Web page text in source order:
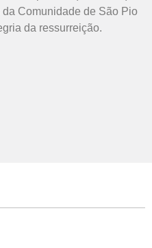
Comunidade de São Pio
da ressurreição.